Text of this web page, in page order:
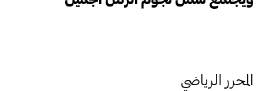
المحرر الرياضي